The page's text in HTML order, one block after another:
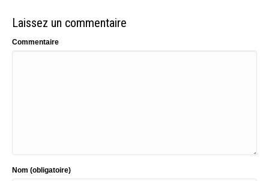
Laissez un commentaire
Commentaire
Nom (obligatoire)